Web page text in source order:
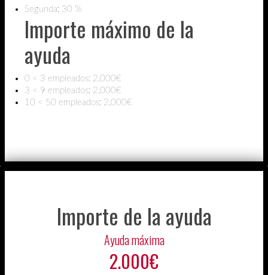
Segunda: 30 %
Importe máximo de la
ayuda
0 < 3 empleados: 2.000€
3 < 9 empleados: 2.000€
10 < 50 empleados: 2.000€
Importe de la ayuda
Ayuda máxima
2.000€